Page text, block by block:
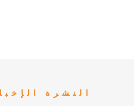
النشرة